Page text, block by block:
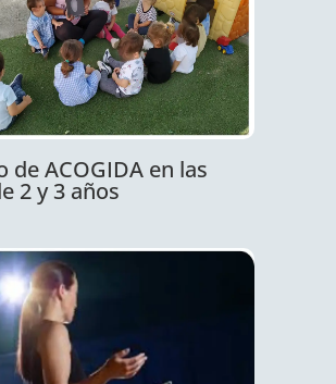
de ACOGIDA en las
2 y 3 años